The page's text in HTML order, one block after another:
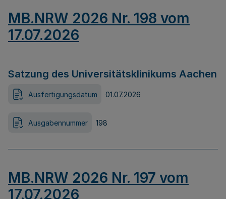
MB.NRW 2026 Nr. 198 vom
17.07.2026
Satzung des Universitätsklinikums Aachen
Ausfertigungsdatum 01.07.2026
Ausgabennummer 198
MB.NRW 2026 Nr. 197 vom
17.07.2026